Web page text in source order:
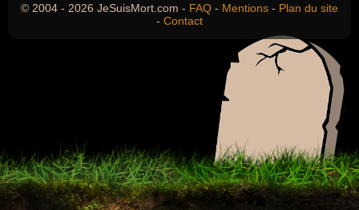
© 2004 - 2026 JeSuisMort.com - FAQ - Mentions - Plan du site
- Contact